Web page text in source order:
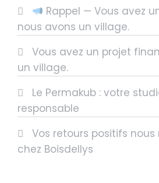
Rappel — Vous avez
nous avons un village.
Vous avez un projet
un village.
Le Permakub : votre
responsable
Vos retours positifs
chez Boisdellys